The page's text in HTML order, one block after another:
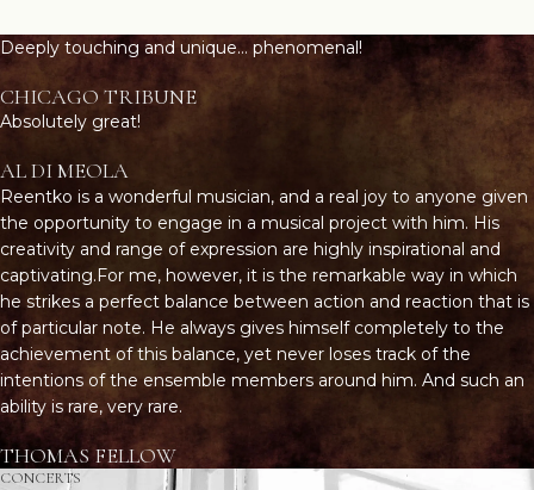
Deeply touching and unique… phenomenal!
CHICAGO TRIBUNE
Absolutely great!
AL DI MEOLA
Reentko is a wonderful musician, and a real joy to anyone given
the opportunity to engage in a musical project with him. His
creativity and range of expression are highly inspirational and
captivating.For me, however, it is the remarkable way in which
he strikes a perfect balance between action and reaction that is
of particular note. He always gives himself completely to the
achievement of this balance, yet never loses track of the
intentions of the ensemble members around him. And such an
ability is rare, very rare.
THOMAS FELLOW
CONCERTS